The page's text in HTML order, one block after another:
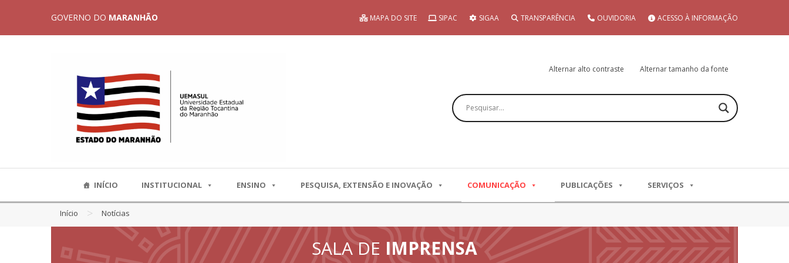
GOVERNO DO MARANHÃO MAPA DO SITE SIPAC SIGAA TRANSPARÊNCIA OUVIDORIA ACESSO À INFORMAÇÃO
Alternar alto contraste Alternar tamanho da fonte
Pesquisar
INÍCIO INSTITUCIONAL ENSINO PESQUISA, EXTENSÃO E INOVAÇÃO COMUNICAÇÃO PUBLICAÇÕES SERVIÇOS
Início > Notícias
SALA DE IMPRENSA